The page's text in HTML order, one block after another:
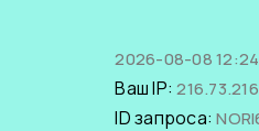
2026-08-08
Ваш IP:
ID запроса: